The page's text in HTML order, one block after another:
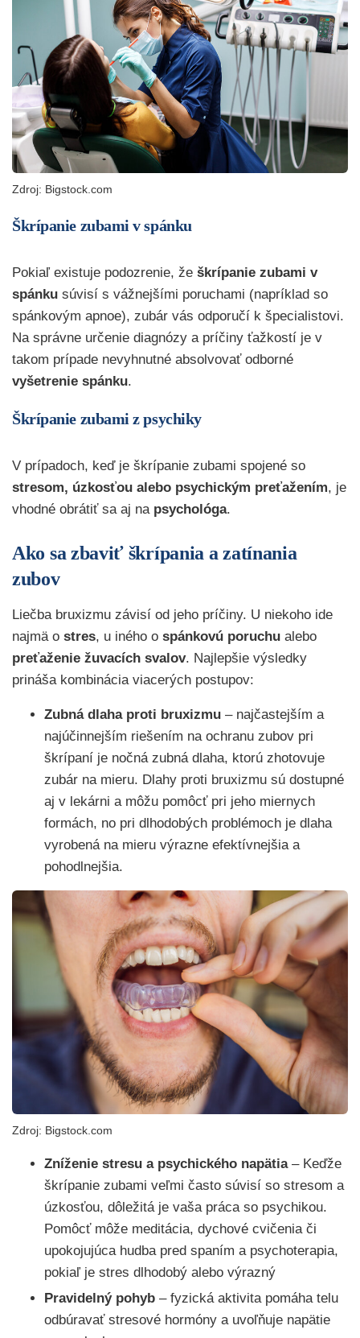
Zdroj: Bigstock.com
Škrípanie zubami v spánku
Pokiaľ existuje podozrenie, že škrípanie zubami v
spánku súvisí s vážnejšími poruchami (napríklad so
spánkovým apnoe), zubár vás odporučí k špecialistovi.
Na správne určenie diagnózy a príčiny ťažkostí je v
takom prípade nevyhnutné absolvovať odborné
vyšetrenie spánku.
Škrípanie zubami z psychiky
V prípadoch, keď je škrípanie zubami spojené so
stresom, úzkosťou alebo psychickým preťažením, je
vhodné obrátiť sa aj na psychológa.
Ako sa zbaviť škrípania a zatínania
zubov
Liečba bruxizmu závisí od jeho príčiny. U niekoho ide
najmä o stres, u iného o spánkovú poruchu alebo
preťaženie žuvacích svalov. Najlepšie výsledky
prináša kombinácia viacerých postupov:
Zubná dlaha proti bruxizmu – najčastejším a
najúčinnejším riešením na ochranu zubov pri
škrípaní je nočná zubná dlaha, ktorú zhotovuje
zubár na mieru. Dlahy proti bruxizmu sú dostupné
aj v lekárni a môžu pomôcť pri jeho miernych
formách, no pri dlhodobých problémoch je dlaha
vyrobená na mieru výrazne efektívnejšia a
pohodlnejšia.
Zdroj: Bigstock.com
Zníženie stresu a psychického napätia– Keďže
škrípanie zubami veľmi často súvisí so stresom a
úzkosťou, dôležitá je vaša práca so psychikou.
Pomôcť môže meditácia, dychové cvičenia či
upokojujúca hudba pred spaním a psychoterapia,
pokiaľ je stres dlhodobý alebo výrazný
Pravidelný pohyb – fyzická aktivita pomáha telu
odbúravať stresové hormóny a uvoľňuje napätie